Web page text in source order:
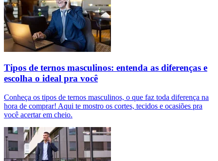
Tipos de ternos masculinos: entenda as diferenças e
escolha o ideal pra você
Conheça os tipos de ternos masculinos, o que faz toda diferença na
hora de comprar! Aqui te mostro os cortes, tecidos e ocasiões pra
você acertar em cheio.